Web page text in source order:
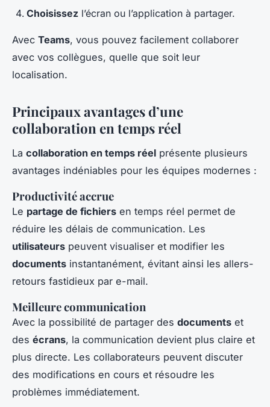
Choisissez l’écran ou l’application à partager.
Avec Teams, vous pouvez facilement collaborer
avec vos collègues, quelle que soit leur
localisation.
Principaux avantages d’une
collaboration en temps réel
La collaboration en temps réel présente plusieurs
avantages indéniables pour les équipes modernes :
Productivité accrue
Le partage de fichiers en temps réel permet de
réduire les délais de communication. Les
utilisateurs peuvent visualiser et modifier les
documents instantanément, évitant ainsi les allers-
retours fastidieux par e-mail.
Meilleure communication
Avec la possibilité de partager des documents et
des écrans, la communication devient plus claire et
plus directe. Les collaborateurs peuvent discuter
des modifications en cours et résoudre les
problèmes immédiatement.